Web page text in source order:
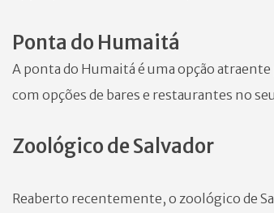
Ponta do Humaitá
A ponta do Humaitá é uma opção
com opções de bares e restaurantes no
Zoológico de Salvador
Reaberto recentemente, o zoológico de